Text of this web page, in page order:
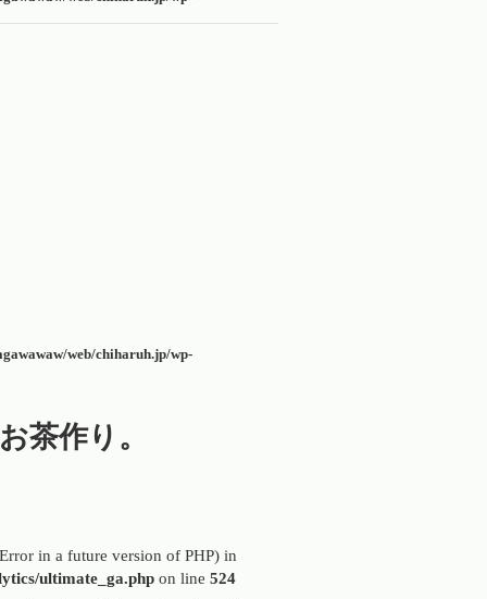
web/chiharuh.jp/wp-
茶作り。
in a future version of PHP) in
ultimate_ga.php on line 524